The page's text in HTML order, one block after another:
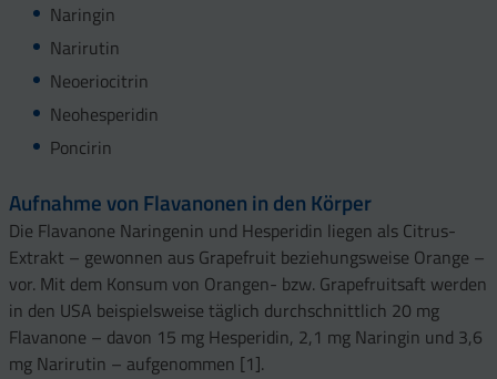
Naringin
Narirutin
Neoeriocitrin
Neohesperidin
Poncirin
Aufnahme von Flavanonen in den Körper
Die Flavanone Naringenin und Hesperidin liegen als Citrus-
Extrakt – gewonnen aus Grapefruit beziehungsweise Orange –
vor. Mit dem Konsum von Orangen- bzw. Grapefruitsaft werden
in den USA beispielsweise täglich durchschnittlich 20 mg
Flavanone – davon 15 mg Hesperidin, 2,1 mg Naringin und 3,6
mg Narirutin – aufgenommen [1].